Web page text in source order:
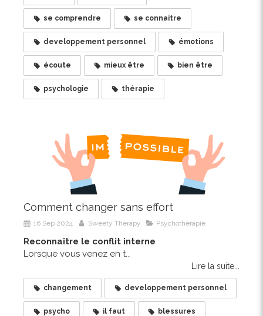
se comprendre se connaitre
developpement personnel émotions
écoute mieux être bien être
psychologie thérapie
Comment changer sans effort
16 Sep 2024 Sweety Therapy Psychothérapie
Reconnaître le conflit interne
Lorsque vous venez en t...
Lire la suite...
changement developpement personnel
psycho il faut blessures